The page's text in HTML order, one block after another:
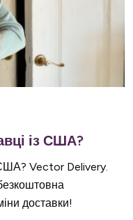
із США?
Vector Delivery.
доставки!